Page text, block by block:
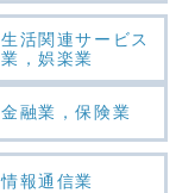
生活関連サービス
業，娯楽業
金融業，保険業
情報通信業